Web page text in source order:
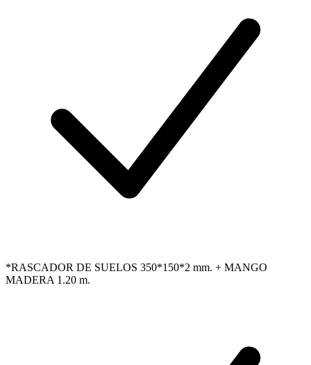
*RASCADOR DE SUELOS 350*150*2 mm. + MANGO
MADERA 1.20 m.